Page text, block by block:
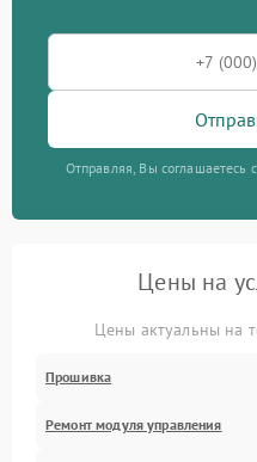
Отправляя, Вы соглашаетесь
Цены на
Цены актуальны на
Прошивка
Ремонт модуля управления